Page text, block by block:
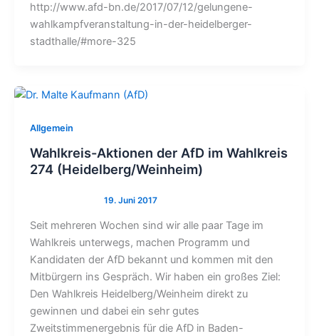
http://www.afd-bn.de/2017/07/12/gelungene-
wahlkampfveranstaltung-in-der-heidelberger-
stadthalle/#more-325
Allgemein
Wahlkreis-Aktionen der AfD im Wahlkreis
274 (Heidelberg/Weinheim)
Seit mehreren Wochen sind wir alle paar Tage im
Wahlkreis unterwegs, machen Programm und
Kandidaten der AfD bekannt und kommen mit den
Mitbürgern ins Gespräch. Wir haben ein großes Ziel:
Den Wahlkreis Heidelberg/Weinheim direkt zu
gewinnen und dabei ein sehr gutes
Zweitstimmenergebnis für die AfD in Baden-